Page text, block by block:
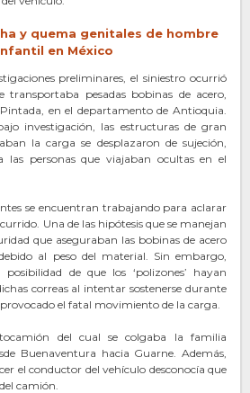
y quema genitales de hombre
en México
preliminares, el siniestro ocurrió
pesadas bobinas de acero,
en el departamento de Antioquia.
investigación, las estructuras de gran
la carga se desplazaron de sujeción,
las personas que viajaban ocultas en el
se encuentran trabajando para aclarar
Una de las hipótesis que se manejan
que aseguraban las bobinas de acero
al peso del material. Sin embargo,
de que los ‘polizones’ hayan
correas al intentar sostenerse durante
el fatal movimiento de la carga.
del cual se colgaba la familia
Buenaventura hacia Guarne. Además,
el conductor del vehículo desconocía que
camión.